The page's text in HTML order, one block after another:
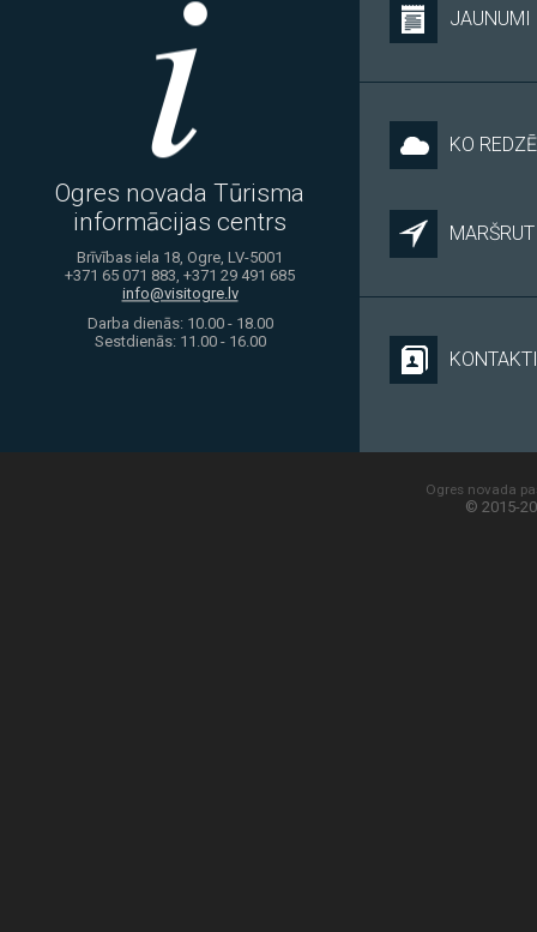
Ogres novada Tūrisma
informācijas centrs
Brīvības iela 18, Ogre, LV-5001
+371 65 071 883, +371 29 491 685
info@visitogre.lv
Darba dienās: 10.00 - 18.00
Sestdienās: 11.00 - 16.00
JAUNUMI
KO
KONTAKTI
Ogres novada
© 2015-